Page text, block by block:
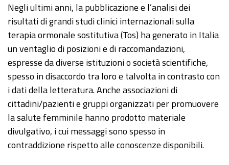
Negli ultimi anni, la pubblicazione e l’analisi dei
risultati di grandi studi clinici internazionali sulla
terapia ormonale sostitutiva (Tos) ha generato in Italia
un ventaglio di posizioni e di raccomandazioni,
espresse da diverse istituzioni o società scientifiche,
spesso in disaccordo tra loro e talvolta in contrasto con
i dati della letteratura. Anche associazioni di
cittadini/pazienti e gruppi organizzati per promuovere
la salute femminile hanno prodotto materiale
divulgativo, i cui messaggi sono spesso in
contraddizione rispetto alle conoscenze disponibili.